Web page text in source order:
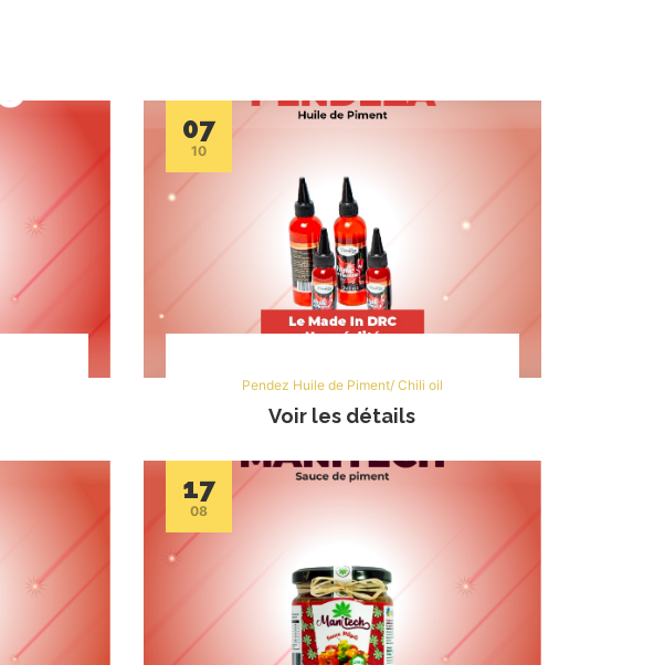
Pendez Huile de Piment/ Chili oil
Voir les détails
07
10
17
08